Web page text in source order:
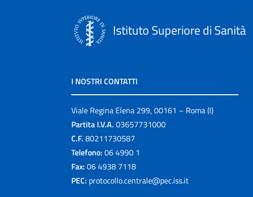
Istituto Superiore di Sanità
I NOSTRI CONTATTI
Viale Regina Elena 299, 00161 – Roma (I)
Partita I.V.A. 03657731000
C.F. 80211730587
Telefono: 06 4990 1
Fax: 06 4938 7118
PEC: protocollo.centrale@pec.iss.it